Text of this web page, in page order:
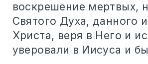
воскрешение мертвых,
Святого Духа, данного
Христа, веря в Него и
уверовали в Иисуса и